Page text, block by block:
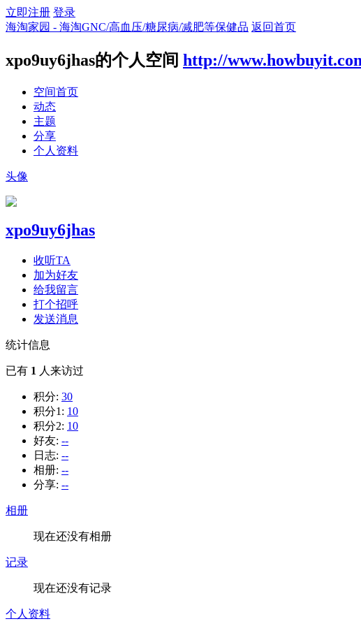
立即注册 登录
海淘家园 - 海淘GNC/高血压/糖尿病/减肥等保健品 返回首页
xpo9uy6jhas的个人空间 http://
空间首页
动态
主题
分享
个人资料
头像
xpo9uy6jhas
收听TA
加为好友
给我留言
打个招呼
发送消息
统计信息
已有 1 人来访过
积分: 30
积分1: 10
积分2: 10
好友: --
日志: --
相册: --
分享: --
相册
现在还没有相册
记录
现在还没有记录
个人资料